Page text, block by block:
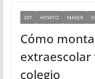
DIY HOWTO MAKER
Cómo
extraescolar
colegio